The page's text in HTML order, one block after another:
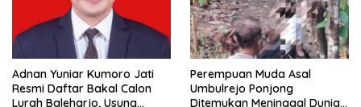
Adnan Yuniar Kumoro Jati
Resmi Daftar Bakal Calon
Lurah Baleharjo, Usung
Perempuan Muda Asal
Umbulrejo Ponjong
Ditemukan Meninggal Dunia